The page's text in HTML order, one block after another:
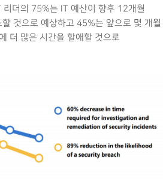
리더의 75%는 IT 예산이 향후 12개월
것으로 예상하고 45%는 앞으로 몇 개월
더 많은 시간을 할애할 것으로